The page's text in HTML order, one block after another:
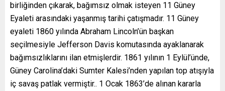
birliğinden çıkarak, bağımsız olmak isteyen 11 Güney
Eyaleti arasındaki yaşanmış tarihi çatışmadır. 11 Güney
eyaleti 1860 yılında Abraham Lincoln’ün başkan
seçilmesiyle Jefferson Davis komutasında ayaklanarak
bağımsızlıklarını ilan etmişlerdir. 1861 yılının 1 Eylül’ünde,
Güney Carolina’daki Sumter Kalesi’nden yapılan top atışıyla
iç savaş patlak vermiştir.. 1 Ocak 1863’de alınan kararla